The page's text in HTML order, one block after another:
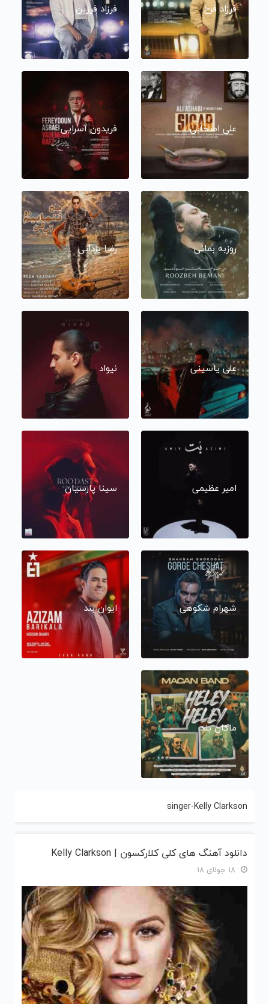
فرزاد فرخ فرزاد فرزین
علی اصحابی فریدون آسرایی
روزبه بمانی رضا یزدانی
علی یاسینی نیواد
امیر عظیمی سینا پارسیان
شهرام شکوهی ایوان بند
ماکان بند
singer-Kelly Clarkson
دانلود آهنگ های کلی کلارکسون | Kelly Clarkson